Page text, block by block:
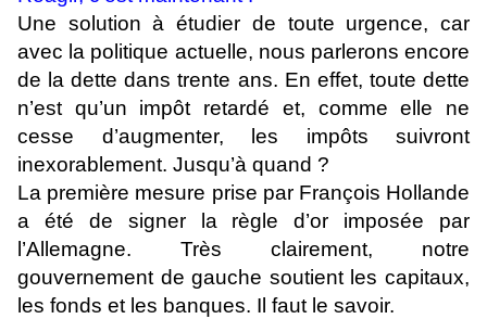
Une solution à étudier de toute urgence, car
avec la politique actuelle, nous parlerons encore
de la dette dans trente ans. En effet, toute dette
n’est qu’un impôt retardé et, comme elle ne
cesse d’augmenter, les impôts suivront
inexorablement. Jusqu’à quand ?
La première mesure prise par François Hollande
a été de signer la règle d’or imposée par
l’Allemagne. Très clairement, notre
gouvernement de gauche soutient les capitaux,
les fonds et les banques. Il faut le savoir.